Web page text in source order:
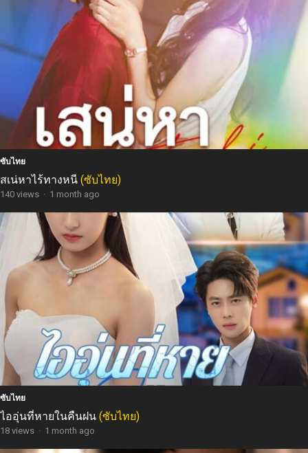
ซับไทย
สเน่หาไร้ทางหนี (ซับไทย)
140 views · 1 month ago
ซับไทย
ไออุ่นที่หายในคืนฝน (ซับไทย)
18 views · 1 month ago